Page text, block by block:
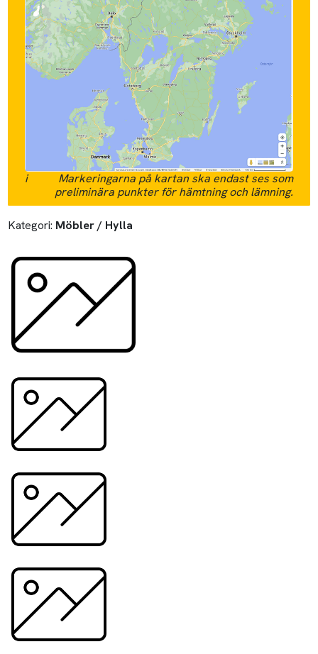
i
Markeringarna på kartan ska endast ses som
preliminära punkter för hämtning och lämning.
Kategori: Möbler / Hylla